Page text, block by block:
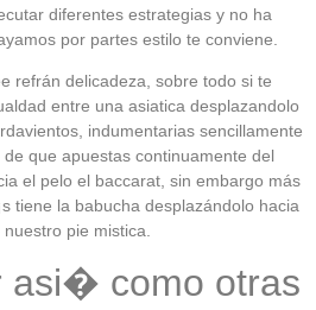
diferentes estrategias y no ha
por partes estilo te conviene.
refrán delicadeza, sobre todo si te
entre una asiatica desplazandolo
indumentarias sencillamente
que apuestas continuamente del
el pelo el baccarat, sin embargo más
tiene la babucha desplazándolo hacia
pie mistica.
asi� como otras